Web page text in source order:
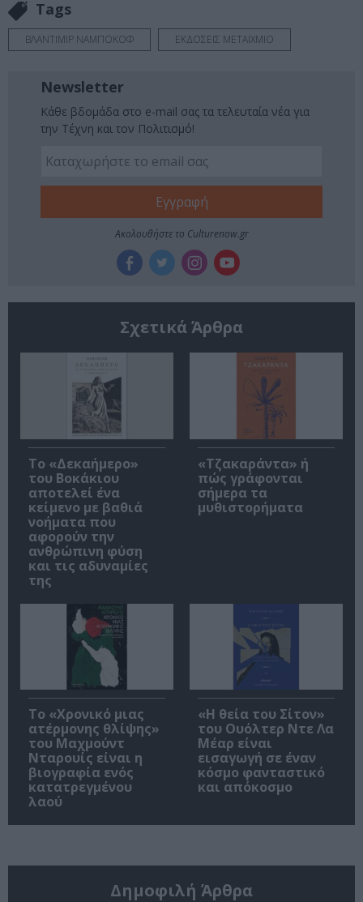
Tags
ΒΛΑΝΤΙΜΙΡ ΝΑΜΠΟΚΟΦ ΕΚΔΟΣΕΙΣ ΜΕΤΑΙΧΜΙΟ
Newsletter
Κάθε βδομάδα στο e-mail σας τα τελευταία νέα για
την Τέχνη και τον Πολιτισμό!
Ακολουθήστε το Culturenow.gr
Σχετικά Άρθρα
Το «Δεκαήμερο»
του Βοκάκιου
αποτελεί ένα
κείμενο με βαθιά
νοήματα που
αφορούν την
ανθρώπινη φύση
και τις αδυναμίες
της
«Τζακαράντα» ή
πώς γράφονται
σήμερα τα
μυθιστορήματα
Το «Χρονικό μιας
ατέρμονης θλίψης»
του Μαχμούντ
Νταρουίς είναι η
βιογραφία ενός
κατατρεγμένου
λαού
«Η θεία του Σίτον»
του Ουόλτερ Ντε Λα
Μέαρ είναι
εισαγωγή σε έναν
κόσμο φανταστικό
και απόκοσμο
Δημοφιλή Άρθρα